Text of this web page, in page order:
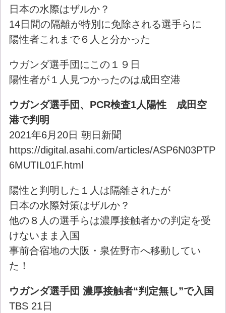
日本の水際はザルか？
14日間の隔離が特別に免除される選手らに
陽性者これまで６人と分かった
ウガンダ選手団にこの１９日
陽性者が１人見つかったのは成田空港
ウガンダ選手団、PCR検査1人陽性 成田空
港で判明
2021年6月20日 朝日新聞
https://digital.asahi.com/articles/ASP6N03PTP
6MUTIL01F.html
陽性と判明した１人は隔離されたが
日本の水際対策はザルか？
他の８人の選手らは濃厚接触者かの判定を受
けないまま入国
事前合宿地の大阪・泉佐野市へ移動してい
た！
ウガンダ選手団 濃厚接触者“判定無し”で入国
TBS 21日